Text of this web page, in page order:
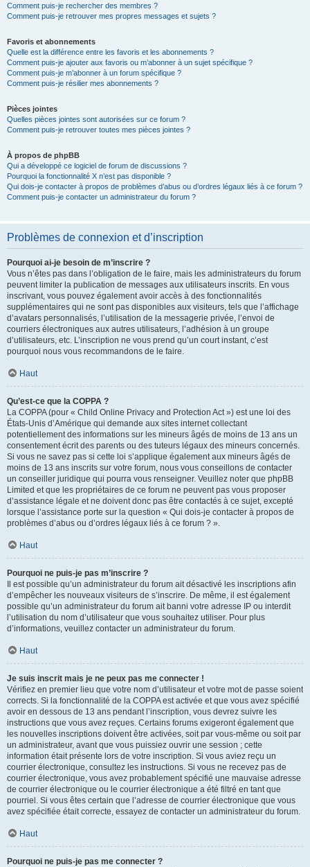
Comment puis-je rechercher des membres ?
Comment puis-je retrouver mes propres messages et sujets ?
Favoris et abonnements
Quelle est la différence entre les favoris et les abonnements ?
Comment puis-je ajouter aux favoris ou m’abonner à un sujet spécifique ?
Comment puis-je m’abonner à un forum spécifique ?
Comment puis-je résilier mes abonnements ?
Pièces jointes
Quelles pièces jointes sont autorisées sur ce forum ?
Comment puis-je retrouver toutes mes pièces jointes ?
À propos de phpBB
Qui a développé ce logiciel de forum de discussions ?
Pourquoi la fonctionnalité X n’est pas disponible ?
Qui dois-je contacter à propos de problèmes d’abus ou d’ordres légaux liés à ce forum ?
Comment puis-je contacter un administrateur du forum ?
Problèmes de connexion et d’inscription
Pourquoi ai-je besoin de m’inscrire ?
Vous n’êtes pas dans l’obligation de le faire, mais les administrateurs du forum
peuvent limiter la publication de messages aux utilisateurs inscrits. En vous
inscrivant, vous pouvez également avoir accès à des fonctionnalités
supplémentaires qui ne sont pas disponibles aux visiteurs, tels que l’affichage
d’avatars personnalisés, l’utilisation de la messagerie privée, l’envoi de
courriers électroniques aux autres utilisateurs, l’adhésion à un groupe
d’utilisateurs, etc. L’inscription ne vous prend qu’un court instant, c’est
pourquoi nous vous recommandons de le faire.
Haut
Qu’est-ce que la COPPA ?
La COPPA (pour « Child Online Privacy and Protection Act ») est une loi des
États-Unis d’Amérique qui demande aux sites internet collectant
potentiellement des informations sur les mineurs âgés de moins de 13 ans un
consentement écrit des parents ou des tuteurs légaux des mineurs concernés.
Si vous ne savez pas si cette loi s’applique également aux mineurs âgés de
moins de 13 ans inscrits sur votre forum, nous vous conseillons de contacter
un conseiller juridique qui pourra vous renseigner. Veuillez noter que phpBB
Limited et que les propriétaires de ce forum ne peuvent pas vous proposer
d’assistance légale et ne doivent donc pas être contactés à ce sujet, excepté
lorsque l’assistance porte sur la question « Qui dois-je contacter à propos de
problèmes d’abus ou d’ordres légaux liés à ce forum ? ».
Haut
Pourquoi ne puis-je pas m’inscrire ?
Il est possible qu’un administrateur du forum ait désactivé les inscriptions afin
d’empêcher les nouveaux visiteurs de s’inscrire. De même, il est également
possible qu’un administrateur du forum ait banni votre adresse IP ou interdit
l’utilisation du nom d’utilisateur que vous souhaitez utiliser. Pour plus
d’informations, veuillez contacter un administrateur du forum.
Haut
Je suis inscrit mais je ne peux pas me connecter !
Vérifiez en premier lieu que votre nom d’utilisateur et votre mot de passe soient
corrects. Si la fonctionnalité de la COPPA est activée et que vous avez spécifié
avoir en dessous de 13 ans pendant l’inscription, vous devrez suivre les
instructions que vous avez reçues. Certains forums exigeront également que
les nouvelles inscriptions doivent être activées, soit par vous-même ou soit par
un administrateur, avant que vous puissiez ouvrir une session ; cette
information était présente lors de votre inscription. Si vous aviez reçu un
courrier électronique, consultez les instructions. Si vous ne recevez pas de
courrier électronique, vous avez probablement spécifié une mauvaise adresse
de courrier électronique ou le courrier électronique a été filtré en tant que
pourriel. Si vous êtes certain que l’adresse de courrier électronique que vous
avez spécifiée était correcte, essayez de contacter un administrateur du forum.
Haut
Pourquoi ne puis-je pas me connecter ?